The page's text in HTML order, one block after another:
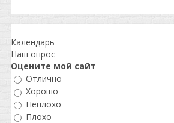
Календарь
Наш опрос
Оцените мой сайт
Отлично
Хорошо
Неплохо
Плохо